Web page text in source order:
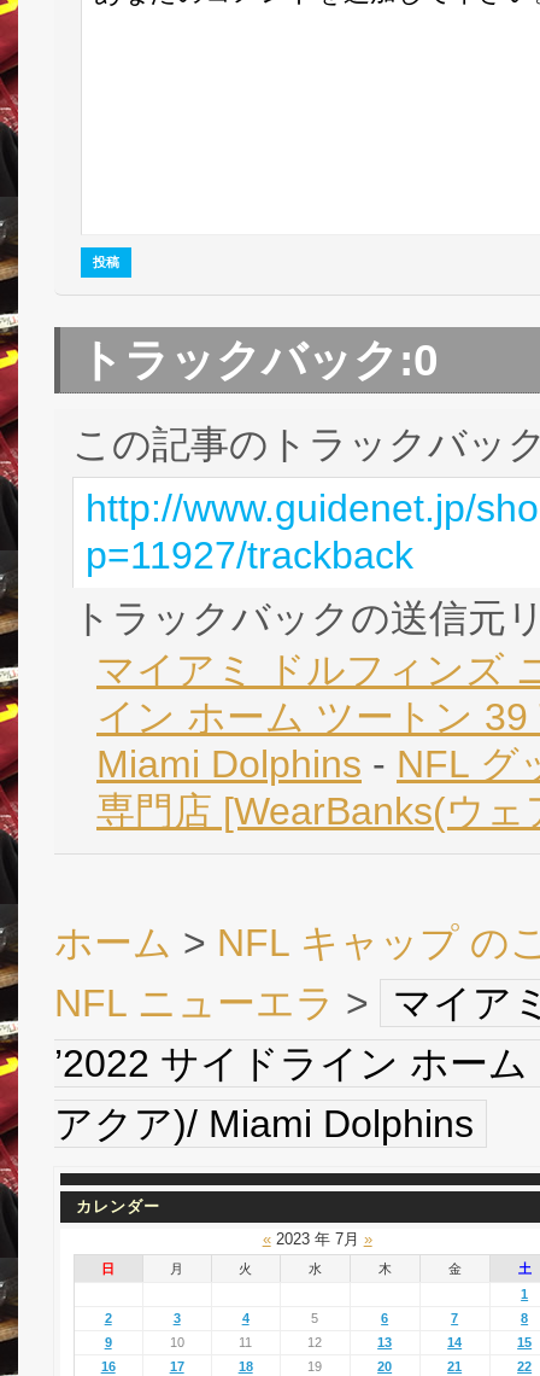
トラックバック:0
この記事のトラックバッ
http://www.guidenet.jp/
p=11927/trackback
トラックバックの送信元
マイアミ ドルフィンズ
イン ホーム ツートン
Miami Dolphins - NFL グ
専門店 [WearBanks(ウ
ホーム > NFL キャップ の
NFL ニューエラ >
マイア
’2022 サイドライン ホー
アクア)/ Miami Dolphins
カレンダー
«2023 年 7月 »
日 月 火 水 木 金
土
1
2
3 4 5 6 7
8
9
10 11 12 13 14
15
16
17 18 19 20 21
22